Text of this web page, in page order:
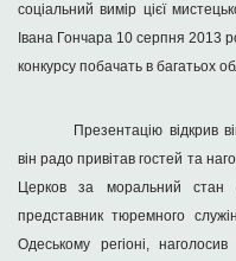
соціальний вимір цієї
Івана Гончара 10 серпня 2013
конкурсу побачать в багатьох
Презентацію відкрив
він радо привітав гостей та
Церков за моральний стан
представник тюремного
Одеському регіоні,